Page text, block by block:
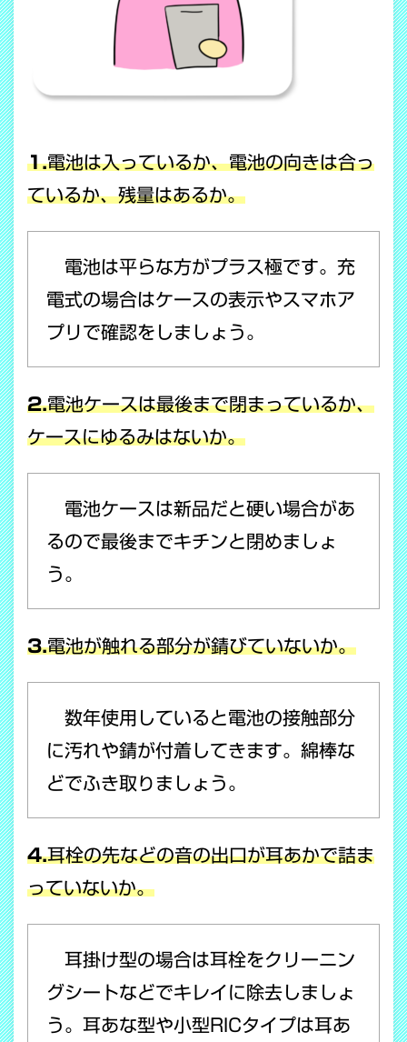
1.電池は入っているか、電池の向きは合っ
ているか、残量はあるか。
電池は平らな方がプラス極です。充
電式の場合はケースの表示やスマホア
プリで確認をしましょう。
2.電池ケースは最後まで閉まっているか、
ケースにゆるみはないか。
電池ケースは新品だと硬い場合があ
るので最後までキチンと閉めましょ
う。
3.電池が触れる部分が錆びていないか。
数年使用していると電池の接触部分
に汚れや錆が付着してきます。綿棒な
どでふき取りましょう。
4.耳栓の先などの音の出口が耳あかで詰ま
っていないか。
耳掛け型の場合は耳栓をクリーニン
グシートなどでキレイに除去しましょ
う。耳あな型や小型RICタイプは耳あ